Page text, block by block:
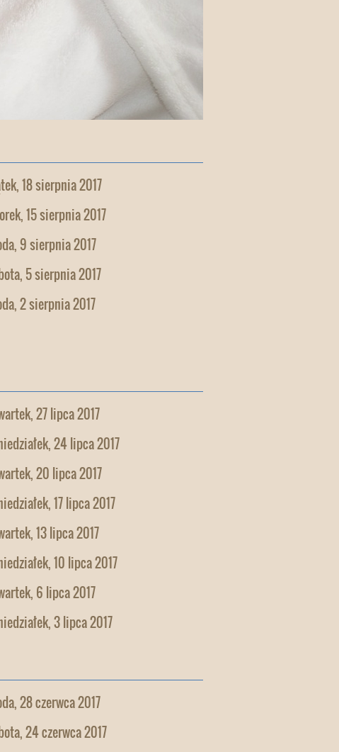
18 sierpnia 2017
15 sierpnia 2017
9 sierpnia 2017
5 sierpnia 2017
2 sierpnia 2017
27 lipca 2017
24 lipca 2017
20 lipca 2017
17 lipca 2017
13 lipca 2017
10 lipca 2017
6 lipca 2017
3 lipca 2017
28 czerwca 2017
24 czerwca 2017